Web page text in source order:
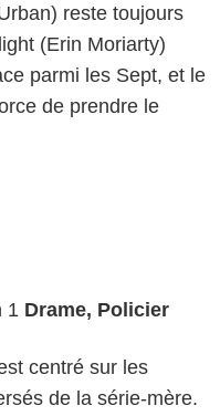
reste toujours
(Erin Moriarty)
parmi les Sept, et le
de prendre le
1 Drame, Policier
centré sur les
de la série-mère.